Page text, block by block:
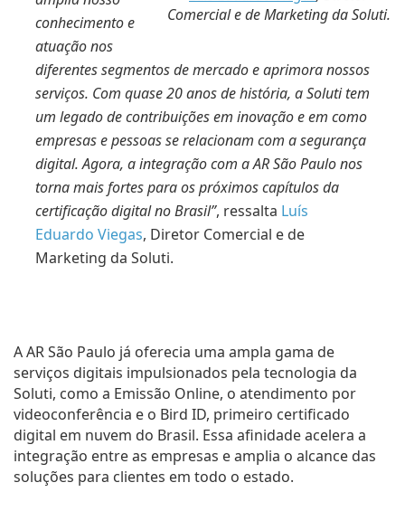
Comercial e de Marketing da Soluti.
conhecimento e
atuação nos
diferentes segmentos de mercado e aprimora nossos
serviços. Com quase 20 anos de história, a Soluti tem
um legado de contribuições em inovação e em como
empresas e pessoas se relacionam com a segurança
digital. Agora, a integração com a AR São Paulo nos
torna mais fortes para os próximos capítulos da
certificação digital no Brasil”, ressalta Luís
Eduardo Viegas, Diretor Comercial e de
Marketing da Soluti.
A AR São Paulo já oferecia uma ampla gama de
serviços digitais impulsionados pela tecnologia da
Soluti, como a Emissão Online, o atendimento por
videoconferência e o Bird ID, primeiro certificado
digital em nuvem do Brasil. Essa afinidade acelera a
integração entre as empresas e amplia o alcance das
soluções para clientes em todo o estado.